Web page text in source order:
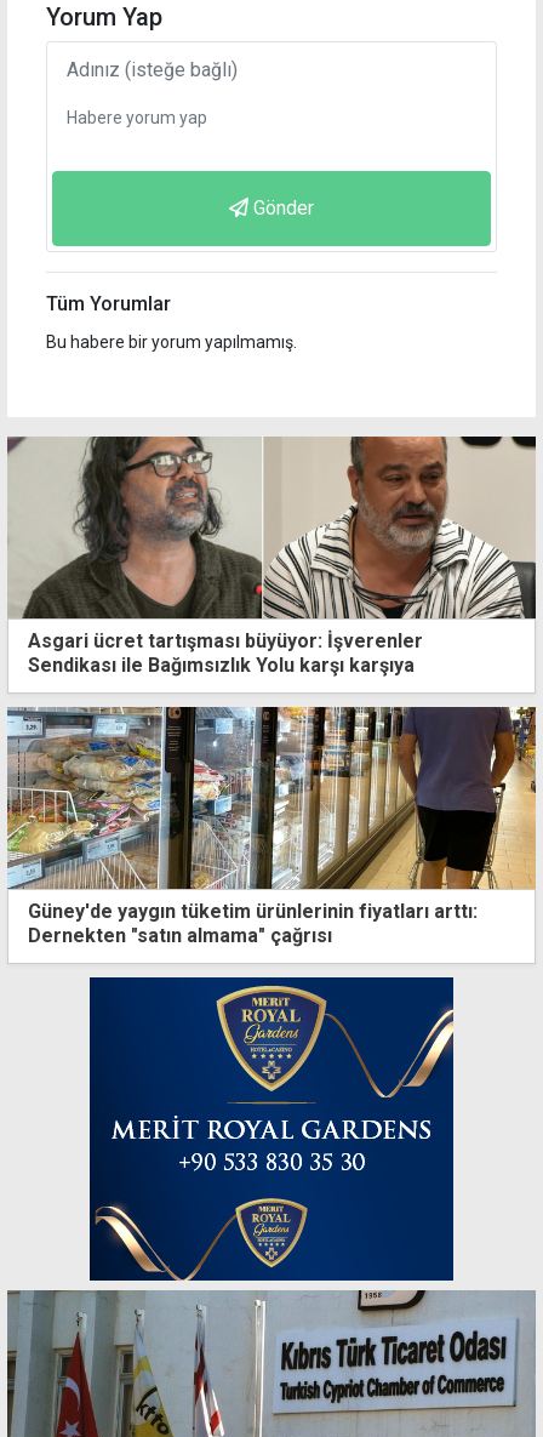
Yorum Yap
Gönder
Tüm Yorumlar
Bu habere bir yorum yapılmamış.
Asgari ücret tartışması büyüyor: İşverenler
Sendikası ile Bağımsızlık Yolu karşı karşıya
Güney'de yaygın tüketim ürünlerinin fiyatları arttı:
Dernekten "satın almama" çağrısı